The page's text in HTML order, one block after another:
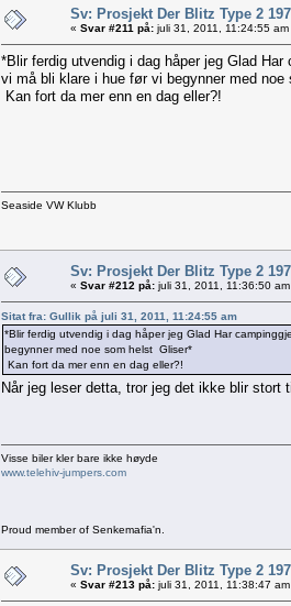
Sv: Prosjekt Der Blitz Type 2
« Svar #211 på: juli 31, 2011, 11:24:55 am
*Blir ferdig utvendig i dag håper jeg Glad
vi må bli klare i hue før vi begynner med
Kan fort da mer enn en dag eller?!
Seaside VW Klubb
Sv: Prosjekt Der Blitz Type 2
« Svar #212 på: juli 31, 2011, 11:36:50
Sitat fra: Gullik på juli 31, 2011, 11:24:55 am
*Blir ferdig utvendig i dag håper jeg Glad Har
begynner med noe som helst Gliser*
Kan fort da mer enn en dag eller?!
Når jeg leser detta, tror jeg det ikke blir
Visse biler kler bare ikke høyde
www.telehiv-jumpers.com
Proud member of Senkemafia'n.
Sv: Prosjekt Der Blitz Type 2
« Svar #213 på: juli 31, 2011, 11:38:47